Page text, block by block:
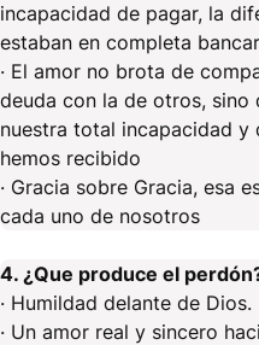
incapacidad de pagar, la
estaban en completa
· El amor no brota de
deuda con la de otros, sino
nuestra total incapacidad y
hemos recibido
· Gracia sobre Gracia, esa
cada uno de nosotros
4. ¿Que produce el
· Humildad delante de Dios.
· Un amor real y sincero